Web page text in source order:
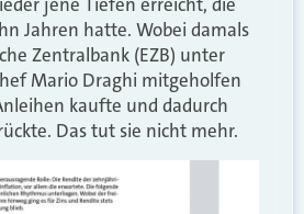
Jahren hatte. Wobei damals
Zentralbank (EZB) unter
Mario Draghi mitgeholfen
kaufte und dadurch
Das tut sie nicht mehr.